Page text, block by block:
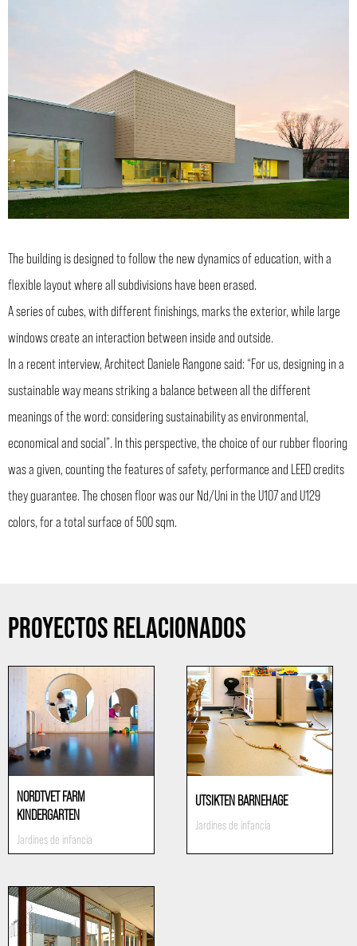
The building is designed to follow the new dynamics of education, with a
flexible layout where all subdivisions have been erased.
A series of cubes, with different finishings, marks the exterior, while large
windows create an interaction between inside and outside.
In a recent interview, Architect Daniele Rangone said: “For us, designing in a
sustainable way means striking a balance between all the different
meanings of the word: considering sustainability as environmental,
economical and social”. In this perspective, the choice of our rubber flooring
was a given, counting the features of safety, performance and LEED credits
they guarantee. The chosen floor was our Nd/Uni in the U107 and U129
colors, for a total surface of 500 sqm.
PROYECTOS RELACIONADOS
NORDTVET FARM
KINDERGARTEN
Jardines de infancia
UTSIKTEN BARNEHAGE
Jardines de infancia